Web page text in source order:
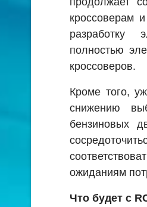
кроссоверам
разработку
полностью
кроссоверов.
Кроме того,
снижению
бензиновых
ожиданиям
Что будет с